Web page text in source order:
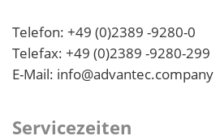
Telefon: +49 (0)2389 -9280-0
Telefax: +49 (0)2389 -9280-299
E-Mail: info@advantec.company
Servicezeiten